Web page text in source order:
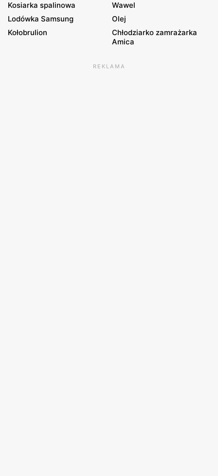
Kosiarka spalinowa
Wawel
Lodówka Samsung
Olej
Kołobrulion
Chłodziarko zamrażarka
Amica
REKLAMA